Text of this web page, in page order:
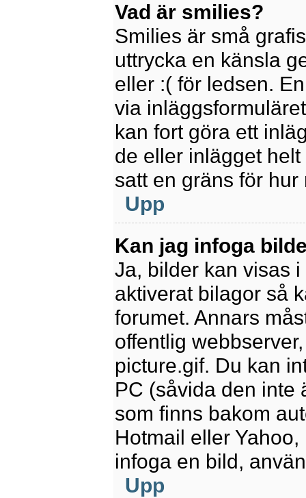
Vad är smilies?
Smilies är små
uttrycka en känsla
eller :( för ledsen.
via
kan fort göra ett
de eller inlägget
satt en gräns för
Upp
Kan jag infoga
Ja, bilder kan visas
aktiverat bilagor så
forumet. Annars
offentlig
picture.gif. Du kan
PC (såvida den inte
som finns bakom
Hotmail eller
infoga en bild,
Upp